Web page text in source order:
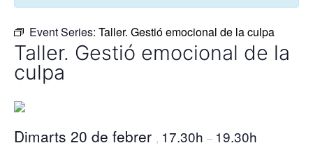
Event Series: Taller. Gestió emocional de la culpa
Taller. Gestió emocional de la
culpa
Dimarts 20 de febrer , 17.30h – 19.30h